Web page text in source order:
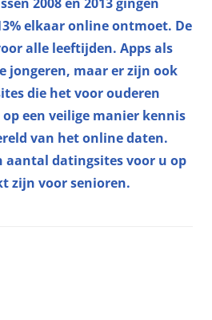
elkaar online ontmoet. De
alle leeftijden. Apps als
jongeren, maar er zijn ook
die het voor ouderen
een veilige manier kennis
van het online daten.
aantal datingsites voor u op
zijn voor senioren.